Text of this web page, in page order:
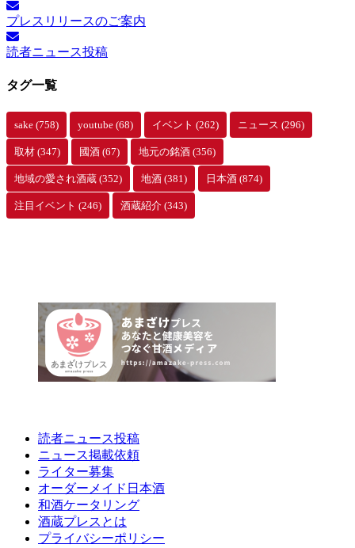
プレスリリースのご案内
読者ニュース投稿
タグ一覧
sake (758) youtube (68) イベント (262) ニュース (296)
取材 (347) 國酒 (67) 地元の銘酒 (356)
地域の愛され酒蔵 (352) 地酒 (381) 日本酒 (874)
注目イベント (246) 酒蔵紹介 (343)
読者ニュース投稿
ニュース掲載依頼
ライター募集
オーダーメイド日本酒
和酒ケータリング
酒蔵プレスとは
プライバシーポリシー